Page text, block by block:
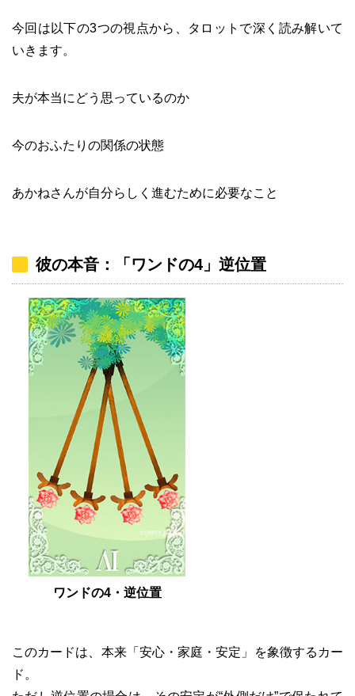
今回は以下の3つの視点から、タロットで深く読み解いて
いきます。
夫が本当にどう思っているのか
今のおふたりの関係の状態
あかねさんが自分らしく進むために必要なこと
彼の本音：「ワンドの4」逆位置
ワンドの4・逆位置
このカードは、本来「安心・家庭・安定」を象徴するカー
ド。